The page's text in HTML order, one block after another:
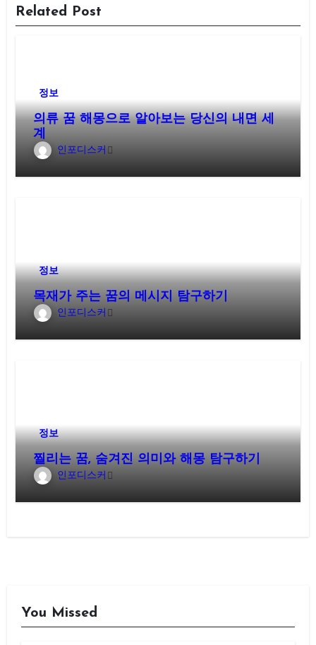
Related Post
정보
의류 꿈 해몽으로 알아보는 당신의 내면 세
계
인포디스커
정보
목재가 주는 꿈의 메시지 탐구하기
인포디스커
정보
찔리는 꿈, 숨겨진 의미와 해몽 탐구하기
인포디스커
You Missed